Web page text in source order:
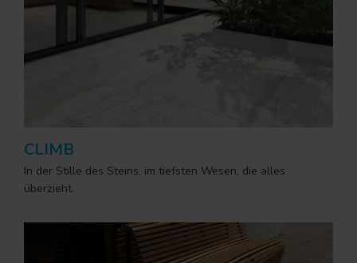
CLIMB
In der Stille des Steins, im tiefsten Wesen, die alles
überzieht.